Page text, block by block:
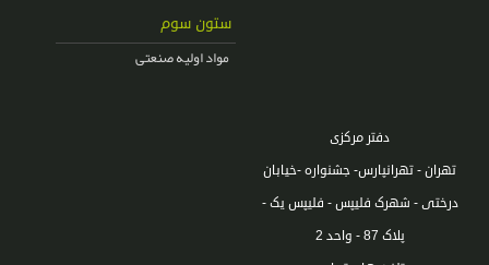
ستون سوم
مواد اولیه صنعتی
دفتر مرکزی
تهران - تهرانپارس- جشنواره -خیابان
درختی - شهرک فلیپس - فلیپس یک -
پلاک 87 - واحد 2